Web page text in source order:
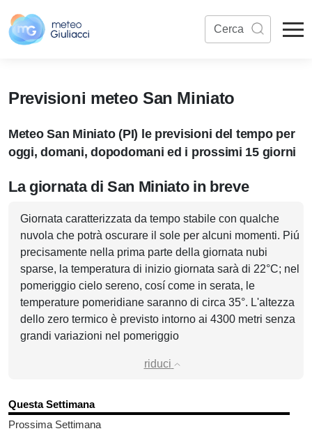
Previsioni meteo San Miniato
Meteo San Miniato (PI) le previsioni del tempo per
oggi, domani, dopodomani ed i prossimi 15 giorni
La giornata di San Miniato in breve
Giornata caratterizzata da tempo stabile con qualche
nuvola che potrà oscurare il sole per alcuni momenti. Piú
precisamente nella prima parte della giornata nubi
sparse, la temperatura di inizio giornata sarà di 22°C; nel
pomeriggio cielo sereno, cosí come in serata, le
temperature pomeridiane saranno di circa 35°. L'altezza
dello zero termico è previsto intorno ai 4300 metri senza
grandi variazioni nel pomeriggio
riduci
Questa Settimana
Prossima Settimana